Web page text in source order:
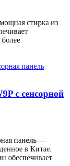
стирка из
с сенсорной
панель —
в Китае.
обеспечивает